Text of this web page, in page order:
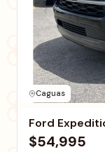
Caguas
Ford
$54,995